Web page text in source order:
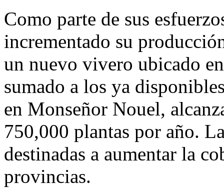
Como parte de sus
incrementado su
un nuevo vivero ubicado
sumado a los ya
en Monseñor Nouel,
750,000 plantas por año.
destinadas a aumentar la
provincias.